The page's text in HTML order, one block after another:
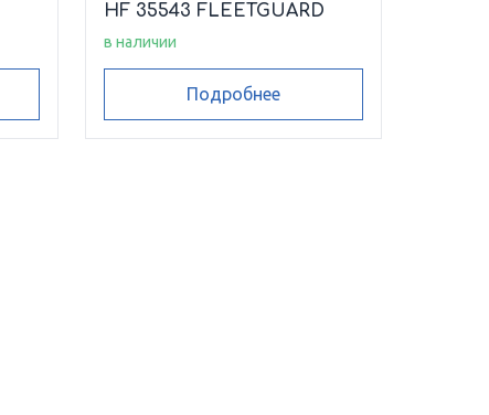
HF 35543 FLEETGUARD
в наличии
Подробнее